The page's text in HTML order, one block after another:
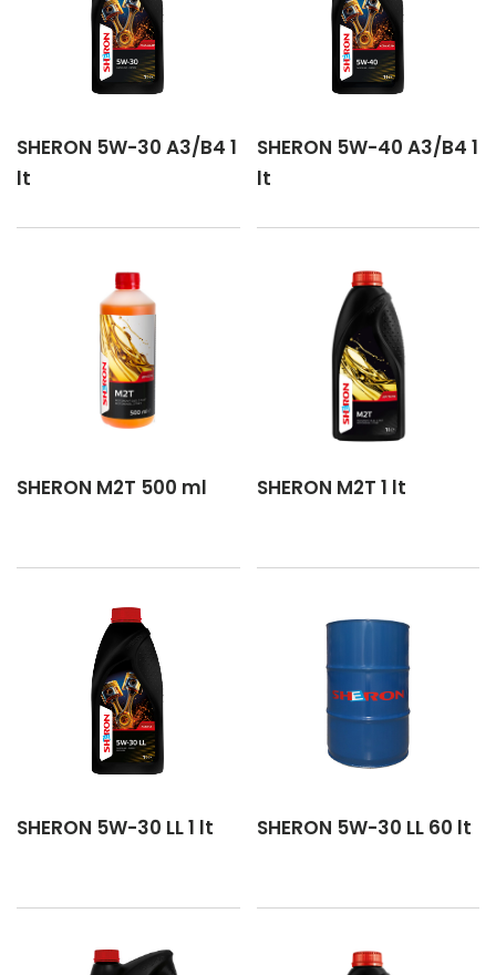
SHERON 5W-30 A3/B4 1
lt
SHERON 5W-40 A3/B4 1
lt
SHERON M2T 500 ml SHERON M2T 1 lt
SHERON 5W-30 LL 1 lt SHERON 5W-30 LL 60 lt